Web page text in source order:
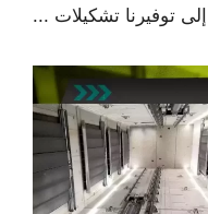
إلى توفيرنا تشكيلات ...